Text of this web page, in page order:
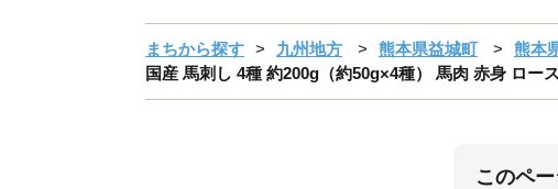
まちから探す 九州地方 熊本県益城町
熊本
国産 馬刺し 4種 約200g（約50g×4種） 馬肉 赤身 ロー
このペ